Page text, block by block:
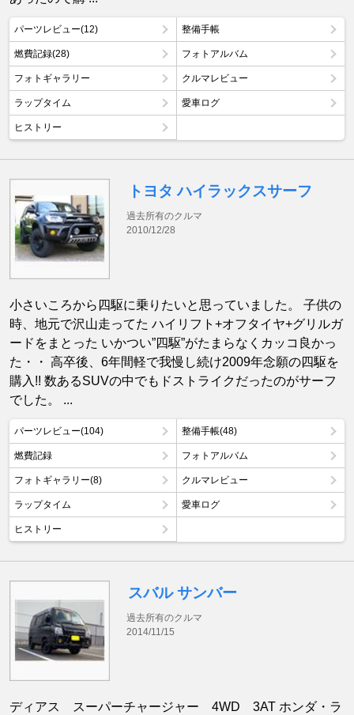
パーツレビュー(12) 整備手帳
燃費記録(28) フォトアルバム
フォトギャラリー クルマレビュー
ラップタイム 愛車ログ
ヒストリー
トヨタ ハイラックスサーフ
過去所有のクルマ
2010/12/28
小さいころから四駆に乗りたいと思っていました。 子供の
時、地元で沢山走ってた ハイリフト+オフタイヤ+グリルガ
ードをまとった いかつい”四駆”がたまらなくカッコ良かっ
た・・ 高卒後、6年間軽で我慢し続け2009年念願の四駆を
購入!! 数あるSUVの中でもドストライクだったのがサーフ
でした。 ...
パーツレビュー(104) 整備手帳(48)
燃費記録 フォトアルバム
フォトギャラリー(8) クルマレビュー
ラップタイム 愛車ログ
ヒストリー
スバル サンバー
過去所有のクルマ
2014/11/15
ディアス スーパーチャージャー 4WD 3AT ホンダ・ラ